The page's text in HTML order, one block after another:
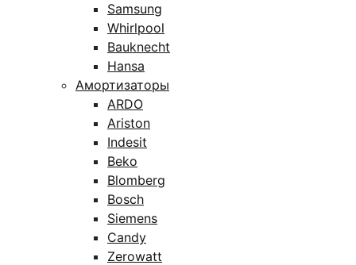
Samsung
Whirlpool
Bauknecht
Hansa
Амортизаторы
ARDO
Ariston
Indesit
Beko
Blomberg
Bosch
Siemens
Candy
Zerowatt